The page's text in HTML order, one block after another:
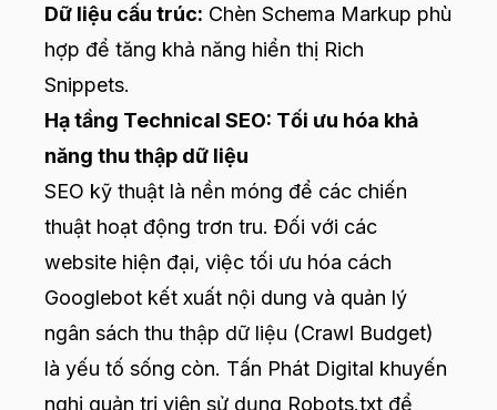
Dữ liệu cấu trúc: Chèn Schema Markup phù
hợp để tăng khả năng hiển thị Rich
Snippets.
Hạ tầng Technical SEO: Tối ưu hóa khả
năng thu thập dữ liệu
SEO kỹ thuật là nền móng để các chiến
thuật hoạt động trơn tru. Đối với các
website hiện đại, việc tối ưu hóa cách
Googlebot kết xuất nội dung và quản lý
ngân sách thu thập dữ liệu (Crawl Budget)
là yếu tố sống còn. Tấn Phát Digital khuyến
nghị quản trị viên sử dụng Robots.txt để